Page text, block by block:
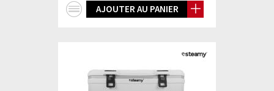
AJOUTER AU PANIER